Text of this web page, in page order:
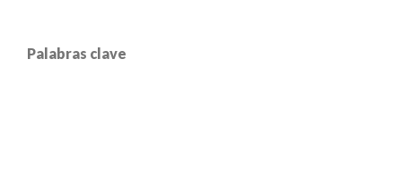
Palabras clave